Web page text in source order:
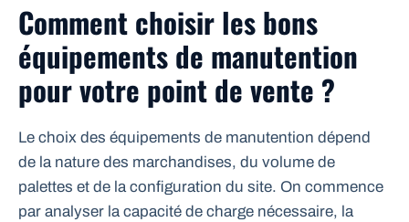
Comment choisir les bons
équipements de manutention
pour votre point de vente ?
Le choix des équipements de manutention dépend
de la nature des marchandises, du volume de
palettes et de la configuration du site. On commence
par analyser la capacité de charge nécessaire, la